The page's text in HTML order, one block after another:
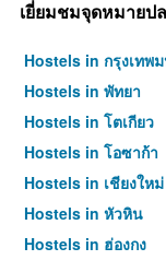
เยี่ยมชมจุดหมายป
Hostels in กรุงเทพ
Hostels in พัทยา
Hostels in โตเกียว
Hostels in โอซาก้า
Hostels in เชียงใหม่
Hostels in หัวหิน
Hostels in ฮ่องกง